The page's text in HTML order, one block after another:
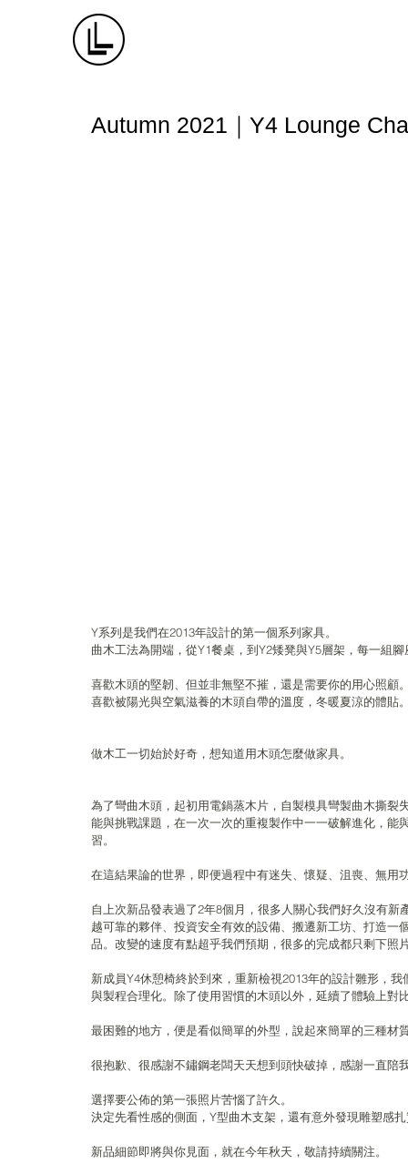
Autumn 2021｜Y4 Lounge
Y系列是我們在2013年設計的第一個系列家具。
曲木工法為開端，從Y1餐桌，到Y2矮凳與Y5層架，每一組
喜歡木頭的堅韌、但並非無堅不摧，還是需要你的用心照顧
喜歡被陽光與空氣滋養的木頭自帶的溫度，冬暖夏涼的體貼
做木工一切始於好奇，想知道用木頭怎麼做家具。
為了彎曲木頭，起初用電鍋蒸木片，自製模具彎製曲木撕
能與挑戰課題，在一次一次的重複製作中一一破解進化，
習。
在這結果論的世界，即便過程中有迷失、懷疑、沮喪、無用
自上次新品發表過了2年8個月，很多人關心我們好久沒有
越可靠的夥伴、投資安全有效的設備、搬遷新工坊、打造
品。改變的速度有點超乎我們預期，很多的完成都只剩下
新成員Y4休憩椅終於到來，重新檢視2013年的設計雛形，
與製程合理化。除了使用習慣的木頭以外，延續了體驗上對
最困難的地方，便是看似簡單的外型，說起來簡單的三種
很抱歉、很感謝不鏽鋼老闆天天想到頭快破掉，感謝一直陪
選擇要公佈的第一張照片苦惱了許久。
決定先看性感的側面，Y型曲木支架，還有意外發現雕塑感
新品細節即將與你見面，就在今年秋天，敬請持續關注。